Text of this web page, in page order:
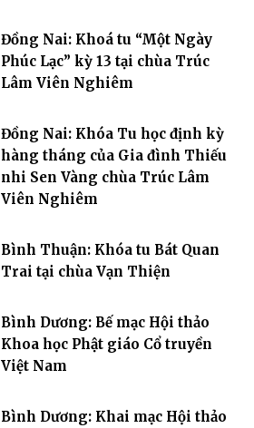
Đồng Nai: Khoá tu “Một Ngày
Phúc Lạc” kỳ 13 tại chùa Trúc
Lâm Viên Nghiêm
Đồng Nai: Khóa Tu học định kỳ
hàng tháng của Gia đình Thiếu
nhi Sen Vàng chùa Trúc Lâm
Viên Nghiêm
Bình Thuận: Khóa tu Bát Quan
Trai tại chùa Vạn Thiện
Bình Dương: Bế mạc Hội thảo
Khoa học Phật giáo Cổ truyền
Việt Nam
Bình Dương: Khai mạc Hội thảo